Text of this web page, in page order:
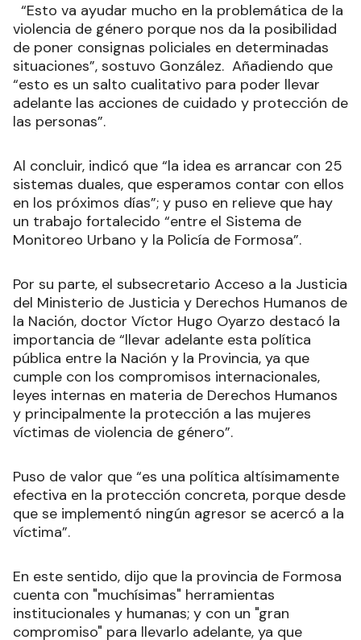
“Esto va ayudar mucho en la problemática de la
violencia de género porque nos da la posibilidad
de poner consignas policiales en determinadas
situaciones”, sostuvo González. Añadiendo que
“esto es un salto cualitativo para poder llevar
adelante las acciones de cuidado y protección de
las personas”.
Al concluir, indicó que “la idea es arrancar con 25
sistemas duales, que esperamos contar con ellos
en los próximos días”; y puso en relieve que hay
un trabajo fortalecido “entre el Sistema de
Monitoreo Urbano y la Policía de Formosa”.
Por su parte, el subsecretario Acceso a la Justicia
del Ministerio de Justicia y Derechos Humanos de
la Nación, doctor Víctor Hugo Oyarzo destacó la
importancia de “llevar adelante esta política
pública entre la Nación y la Provincia, ya que
cumple con los compromisos internacionales,
leyes internas en materia de Derechos Humanos
y principalmente la protección a las mujeres
víctimas de violencia de género”.
Puso de valor que “es una política altísimamente
efectiva en la protección concreta, porque desde
que se implementó ningún agresor se acercó a la
víctima”.
En este sentido, dijo que la provincia de Formosa
cuenta con "muchísimas" herramientas
institucionales y humanas; y con un "gran
compromiso" para llevarlo adelante, ya que